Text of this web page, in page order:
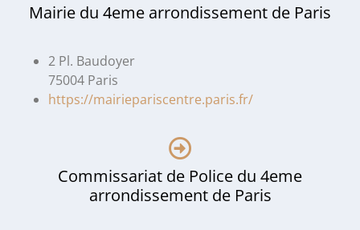
Mairie du 4eme arrondissement de Paris
2 Pl. Baudoyer
75004 Paris
https://mairiepariscentre.paris.fr/
Commissariat de Police du 4eme
arrondissement de Paris